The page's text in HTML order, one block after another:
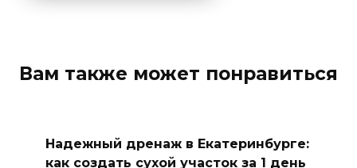
Вам также может понравиться
Надежный дренаж в Екатеринбурге:
как создать сухой участок за 1 день